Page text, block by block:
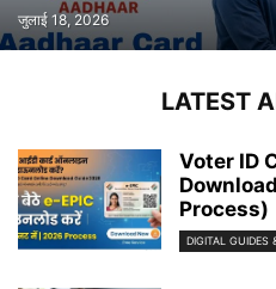
जुलाई 18, 2026
LATEST
Voter ID
Process)
DIGITAL GUIDES